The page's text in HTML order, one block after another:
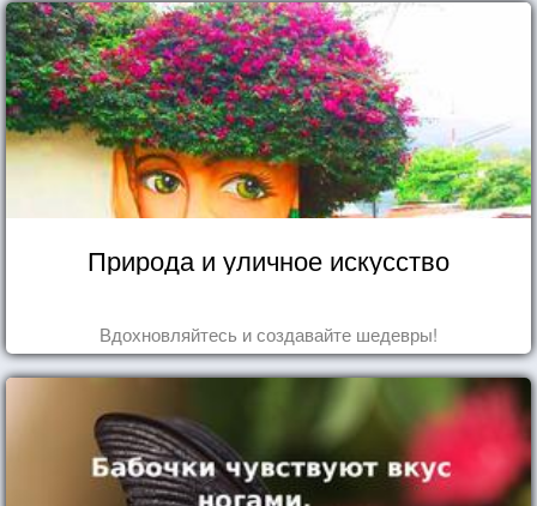
Природа и уличное искусство
Вдохновляйтесь и создавайте шедевры!